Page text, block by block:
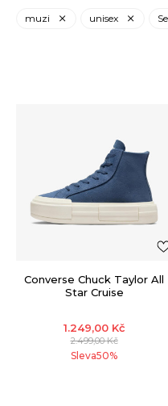
muzi unisex
Converse Chuck Taylor All
Star Cruise
1.249,00 Kč
2.499,00Kč
Sleva50%